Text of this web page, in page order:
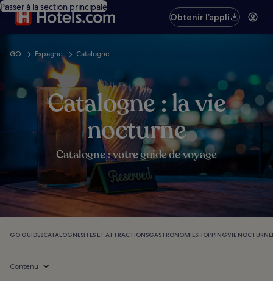
Passer à la section principale
Obtenir l’appli
GO Espagne Catalogne
Catalogne : la vie
nocturne
Catalogne : votre guide de voyage
GO GUIDESCATALOGNESITES ET ATTRACTIONSGASTRONOMIESHOPPINGVIE NOCTURNE
Contenu